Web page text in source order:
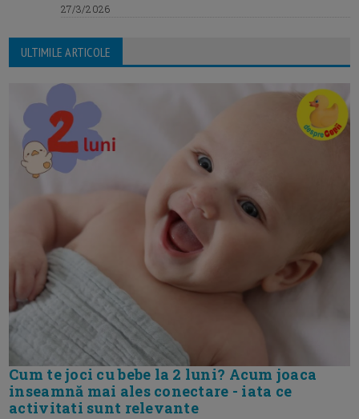
27/3/2026
ULTIMILE ARTICOLE
Cum te joci cu bebe la 2 luni? Acum joaca
inseamnă mai ales conectare - iata ce
activitati sunt relevante